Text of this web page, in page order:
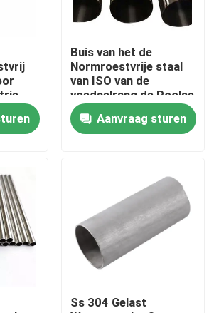
Citaat
roestvrij staalplaat
Buis van het de
Normroestvrije staal
van ISO van de
voedselrang de Poolse
Aanvraag sturen
Ss 304 Gelast